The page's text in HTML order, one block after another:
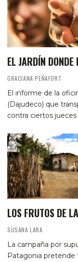
EL JARDÍN
GRACIANA PEÑAFORT
El informe de la
(Dajudeco) que
contra ciertos
LOS FRUTOS DE
SUSANA LARA
La campaña por
Patagonia pretende